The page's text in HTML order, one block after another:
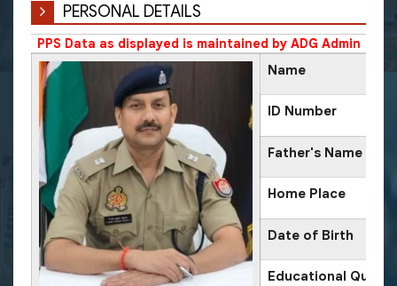
PERSONAL DETAILS
PPS Data as displayed is maintained by ADG Admin
Name
ID Number
Father's Name
Home Place
Date of Birth
Educational